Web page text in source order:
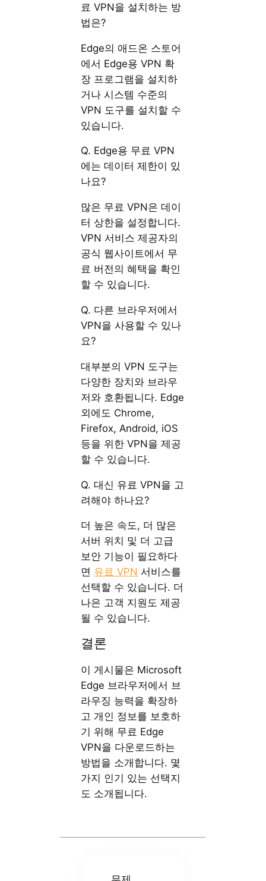
료 VPN을 설치하는 방
법은?
Edge의 애드온 스토어
에서 Edge용 VPN 확
장 프로그램을 설치하
거나 시스템 수준의
VPN 도구를 설치할 수
있습니다.
Q. Edge용 무료 VPN
에는 데이터 제한이 있
나요?
많은 무료 VPN은 데이
터 상한을 설정합니다.
VPN 서비스 제공자의
공식 웹사이트에서 무
료 버전의 혜택을 확인
할 수 있습니다.
Q. 다른 브라우저에서
VPN을 사용할 수 있나
요?
대부분의 VPN 도구는
다양한 장치와 브라우
저와 호환됩니다. Edge
외에도 Chrome,
Firefox, Android, iOS
등을 위한 VPN을 제공
할 수 있습니다.
Q. 대신 유료 VPN을 고
려해야 하나요?
더 높은 속도, 더 많은
서버 위치 및 더 고급
보안 기능이 필요하다
면 유료 VPN 서비스를
선택할 수 있습니다. 더
나은 고객 지원도 제공
될 수 있습니다.
결론
이 게시물은 Microsoft
Edge 브라우저에서 브
라우징 능력을 확장하
고 개인 정보를 보호하
기 위해 무료 Edge
VPN을 다운로드하는
방법을 소개합니다. 몇
가지 인기 있는 선택지
도 소개됩니다.